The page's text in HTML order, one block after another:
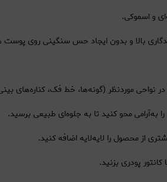
و اسموکی.
بالا و بدون ایجاد حس سنگینی روی